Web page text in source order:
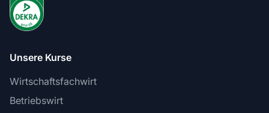
Unsere Kurse
Wirtschaftsfachwirt
Betriebswirt